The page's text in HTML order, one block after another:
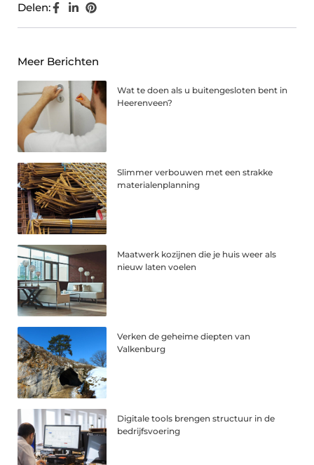
Delen:
Meer Berichten
Wat te doen als u buitengesloten bent in
Heerenveen?
Slimmer verbouwen met een strakke
materialenplanning
Maatwerk kozijnen die je huis weer als
nieuw laten voelen
Verken de geheime diepten van
Valkenburg
Digitale tools brengen structuur in de
bedrijfsvoering